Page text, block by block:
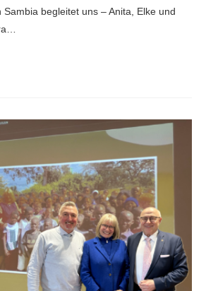
begleitet uns – Anita, Elke und